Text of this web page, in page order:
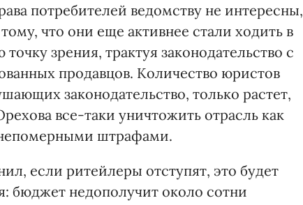
потребителей ведомству не интересны,
что они еще активнее стали ходить в
зрения, трактуя законодательство с
продавцов. Количество юристов
законодательство, только растет,
все-таки уничтожить отрасль как
штрафами.
если ритейлеры отступят, это будет
бюджет недополучит около сотни